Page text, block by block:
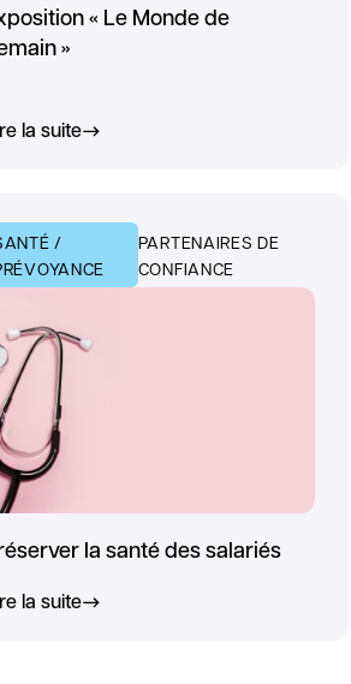
« Le Monde de
»
la suite
/
PARTENAIRES DE
CONFIANCE
la santé des salariés
la suite